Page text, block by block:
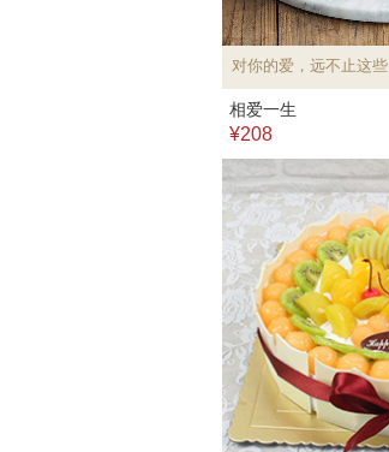
对你的爱，远不止这些
相爱一生
¥208